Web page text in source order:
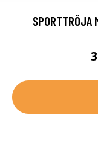
SPORTTRÖJA